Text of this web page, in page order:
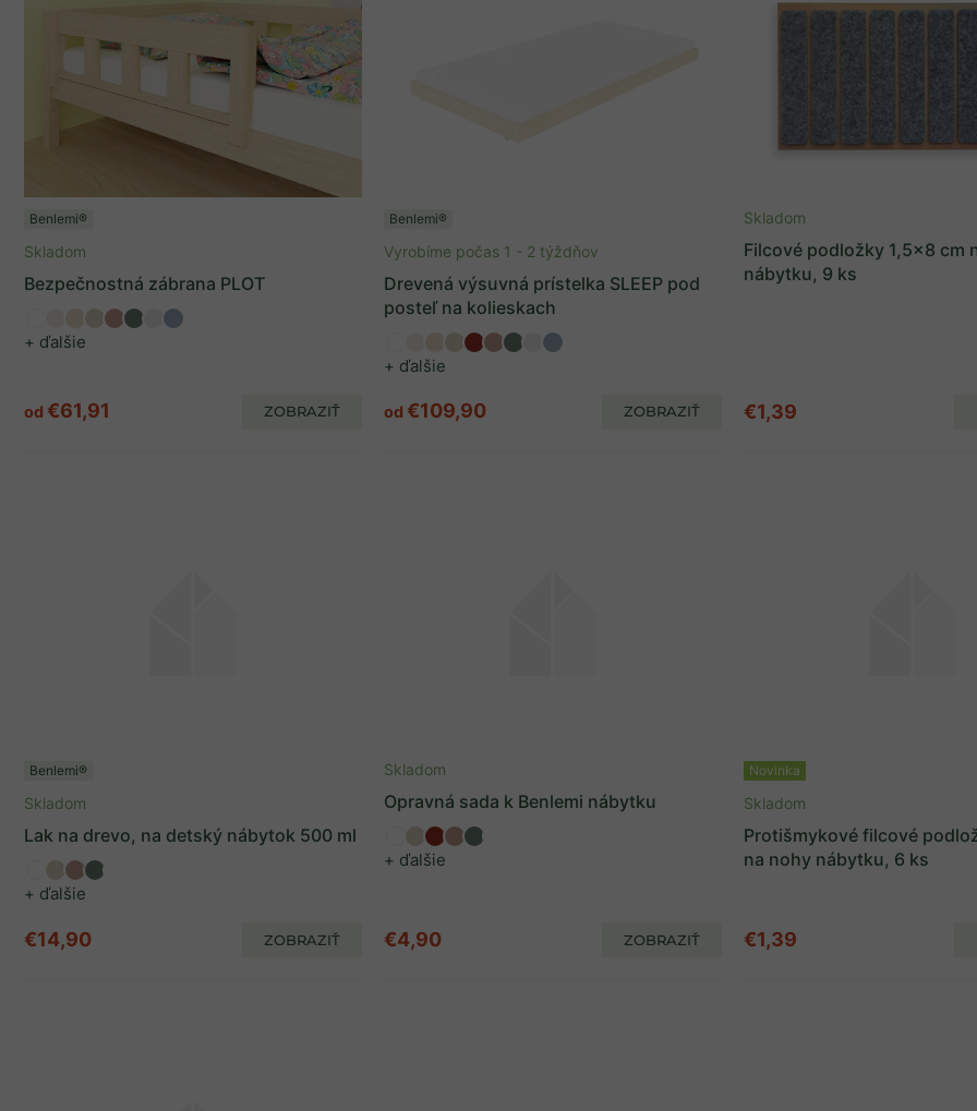
Benlemi®
Bezpečnostná zábrana PLOT
+ ďalšie
Skladom
od €61,91 ZOBRAZIŤ
Benlemi®
Drevená výsuvná prístelka SLEEP pod
posteľ na kolieskach
+ ďalšie
Vyrobíme počas 1 - 2 týždňov
od €109,90 ZOBRAZIŤ
Filcové podložky 1,5x8 cm
nábytku, 9 ks
Skladom
€1,39
Benlemi®
Lak na drevo, na detský nábytok 500 ml
+ ďalšie
Skladom
€14,90 ZOBRAZIŤ
Opravná sada k Benlemi nábytku
+ ďalšie
Skladom
€4,90 ZOBRAZIŤ
Novinka
Protišmykové filcové
na nohy nábytku, 6 ks
Skladom
€1,39